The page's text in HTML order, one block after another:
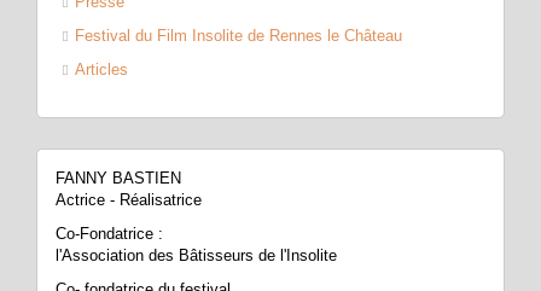
Festival du Film Insolite de Rennes le Château
Articles
FANNY BASTIEN
Actrice - Réalisatrice
Co-Fondatrice :
l'Association des Bâtisseurs de l'Insolite